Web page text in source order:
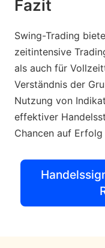
Fazit
Swing-Trading
zeitintensive
als auch für
Verständnis der
Nutzung von
effektiver
Chancen auf Erfolg